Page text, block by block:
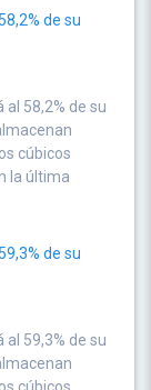
de su
al 58,2% de su
cúbicos
la última
de su
al 59,3% de su
cúbicos